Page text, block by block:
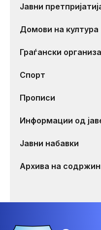
Јавни
Домови на култура
Граѓански
Спорт
Прописи
Информации од
Јавни набавки
Архива на